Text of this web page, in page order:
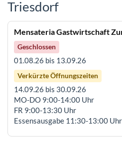
Triesdorf
Mensateria Gastwirtschaft
Geschlossen
01.08.26 bis 13.09.26
Verkürzte Öffnungszeiten
14.09.26 bis 30.09.26
MO-DO 9:00-14:00 Uhr
FR 9:00-13:30 Uhr
Essensausgabe 11:30-13:00 Uhr